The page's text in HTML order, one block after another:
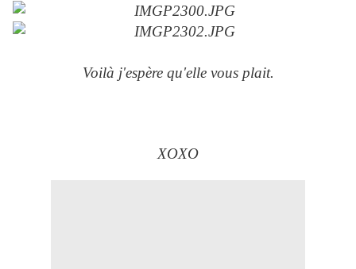
Voilà j'espère qu'elle vous plait.
XOXO